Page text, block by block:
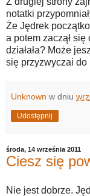
notatki
Że Jędrek
a potem zaczął
działała? Może
się przyzwyczai do
Unknown w dniu
Udostępnij
środa, 14 września 2011
Ciesz się
Nie jest dobrze.